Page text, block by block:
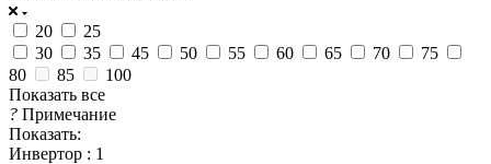
20
25
30
35 45 50 55 60 65 70
75
80
85
100
Показать все
? Примечание
Показать:
Инвертор : 1